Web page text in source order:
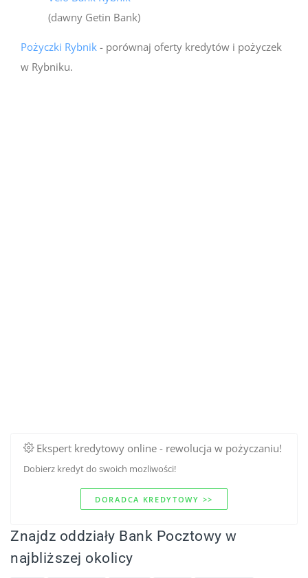
(dawny Getin Bank)
Pożyczki Rybnik- porównaj oferty kredytów i pożyczek
w Rybniku.
Ekspert kredytowy online - rewolucja w pożyczaniu!
Dobierz kredyt do swoich mozliwości!
DORADCA KREDYTOWY >>
Znajdz oddziały Bank Pocztowy w
najbliższej okolicy